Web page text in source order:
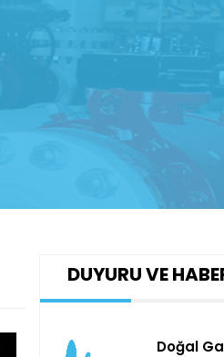
DUYURU VE
Doğal